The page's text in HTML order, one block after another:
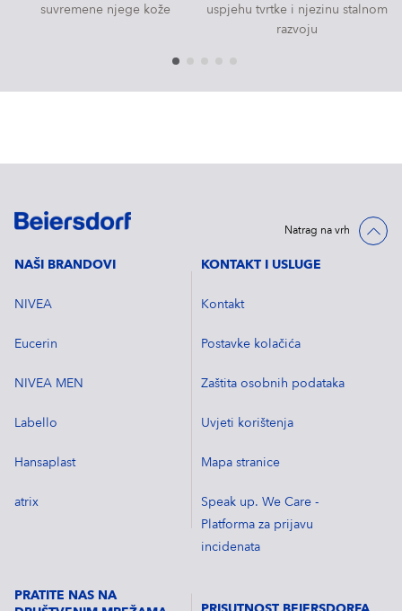
suvremene njege kože
uspjehu tvrtke i njezinu stalnom
razvoju
Natrag na vrh
NAŠI BRANDOVI
NIVEA
Eucerin
NIVEA MEN
Labello
Hansaplast
atrix
KONTAKT I USLUGE
Kontakt
Postavke kolačića
Zaštita osobnih podataka
Uvjeti korištenja
Mapa stranice
Speak up. We Care -
Platforma za prijavu
incidenata
PRATITE NAS NA